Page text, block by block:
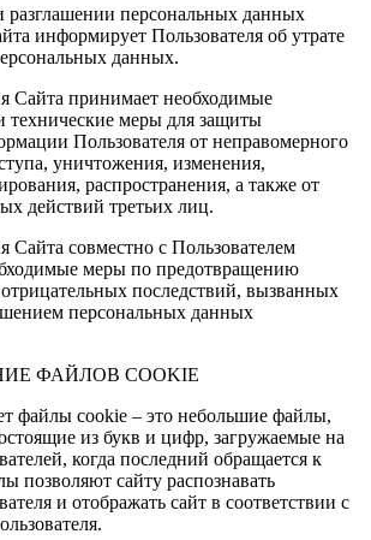
разглашении персональных данных
информирует Пользователя об утрате
данных.
Сайта принимает необходимые
технические меры для защиты
Пользователя от неправомерного
уничтожения, изменения,
распространения, а также от
действий третьих лиц.
Сайта совместно с Пользователем
меры по предотвращению
последствий, вызванных
персональных данных
ФАЙЛОВ COOKIE
файлы cookie – это небольшие файлы,
из букв и цифр, загружаемые на
когда последний обращается к
позволяют сайту распознавать
и отображать сайт в соответствии с